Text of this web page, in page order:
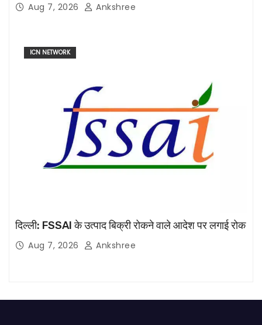
Aug 7, 2026 Ankshree
ICN NETWORK
दिल्ली: FSSAI के उत्पाद बिक्री रोकने वाले आदेश पर लगाई रोक
Aug 7, 2026 Ankshree